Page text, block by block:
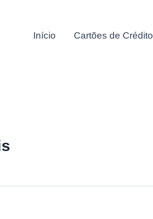
Início Cartões de Crédito